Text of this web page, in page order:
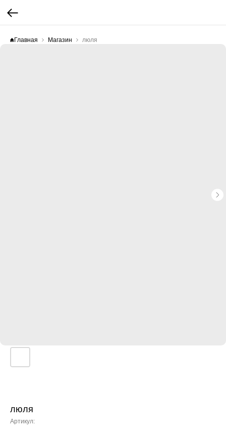
Главная Магазин люля
люля
Артикул: